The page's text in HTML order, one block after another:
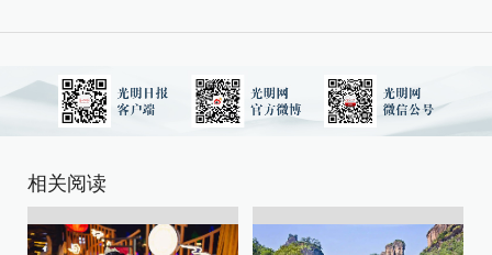
相关阅读